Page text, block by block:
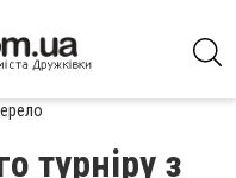
турніру з